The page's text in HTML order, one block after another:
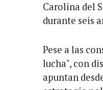
Carolina del
durante seis
Pese a las
lucha", con
apuntan